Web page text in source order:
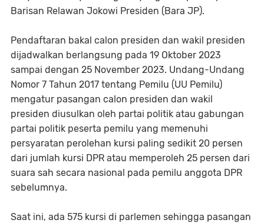
Barisan Relawan Jokowi Presiden (Bara JP).
Pendaftaran bakal calon presiden dan wakil presiden
dijadwalkan berlangsung pada 19 Oktober 2023
sampai dengan 25 November 2023. Undang-Undang
Nomor 7 Tahun 2017 tentang Pemilu (UU Pemilu)
mengatur pasangan calon presiden dan wakil
presiden diusulkan oleh partai politik atau gabungan
partai politik peserta pemilu yang memenuhi
persyaratan perolehan kursi paling sedikit 20 persen
dari jumlah kursi DPR atau memperoleh 25 persen dari
suara sah secara nasional pada pemilu anggota DPR
sebelumnya.
Saat ini, ada 575 kursi di parlemen sehingga pasangan